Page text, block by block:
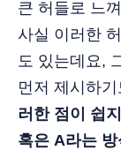
큰 허들로 느
사실 이러한
도 있는데요,
먼저 제시하
러한 점이 쉽
혹은 A라는